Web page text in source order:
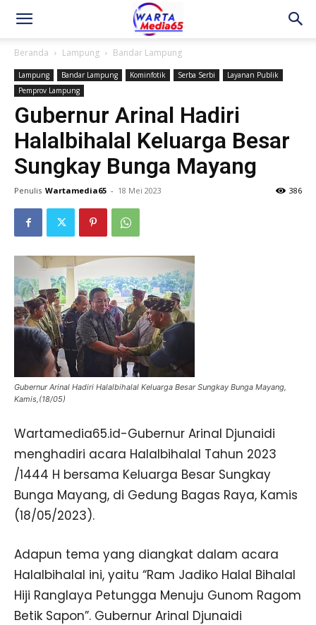
Beranda Lampung Bandar Lampung
Lampung Bandar Lampung Kominfotik Serba Serbi
Layanan Publik
Pemprov Lampung
Gubernur Arinal Hadiri
Halalbihalal Keluarga Besar
Sungkay Bunga Mayang
Penulis Wartamedia65 - 18 Mei 2023 386
Gubernur Arinal Hadiri Halalbihalal Keluarga Besar Sungkay Bunga Mayang,
Kamis,(18/05)
Wartamedia65.id-Gubernur Arinal Djunaidi
menghadiri acara Halalbihalal Tahun 2023
/1444 H bersama Keluarga Besar Sungkay
Bunga Mayang, di Gedung Bagas Raya, Kamis
(18/05/2023).
Adapun tema yang diangkat dalam acara
Halalbihalal ini, yaitu “Ram Jadiko Halal Bihalal
Hiji Ranglaya Petungga Menuju Gunom Ragom
Betik Sapon”. Gubernur Arinal Djunaidi